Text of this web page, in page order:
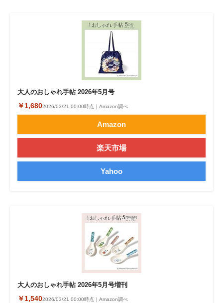
大人のおしゃれ手帖 2026年5月号
￥1,6802026/03/21 00:00時点｜Amazon調べ
Amazon
楽天市場
Yahoo
大人のおしゃれ手帖 2026年5月号増刊
￥1,5402026/03/21 00:00時点｜Amazon調べ